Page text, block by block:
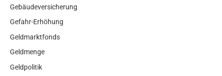
Gebäudeversicherung
Gefahr-Erhöhung
Geldmarktfonds
Geldmenge
Geldpolitik